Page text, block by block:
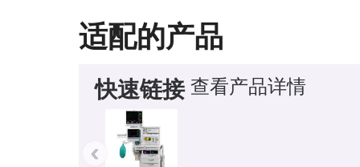
适配的产品
快速链接 查看产品详情
‹